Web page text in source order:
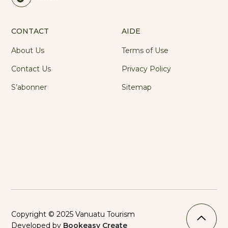
CONTACT
About Us
Contact Us
S’abonner
AIDE
Terms of Use
Privacy Policy
Sitemap
Copyright © 2025 Vanuatu Tourism
Developed by Bookeasy Create